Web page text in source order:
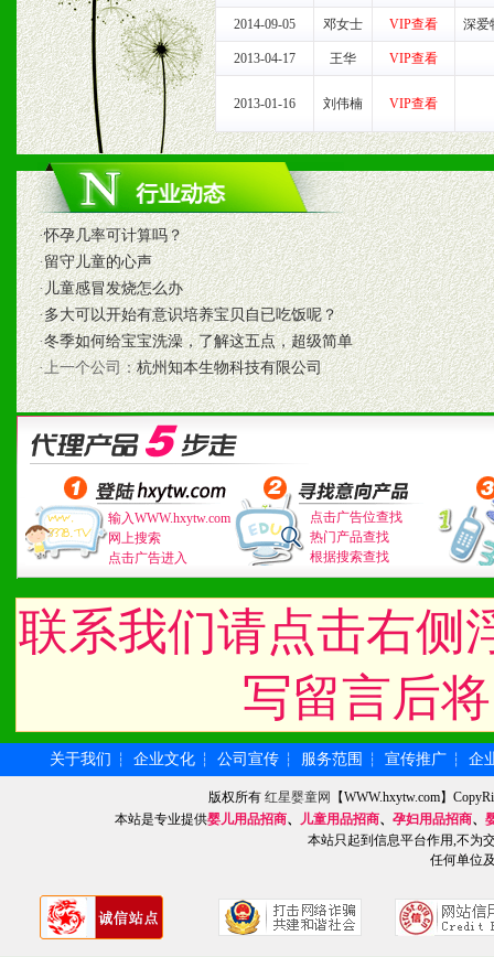
4、具备一定业务团队能力
道，医药渠道并为之提供
5、具备较强的市场操作意
八、品牌产品
1、不断提升品牌的知名度
2、不断开创新产品不断满
化。
九、加盟优势
1、广告企划支持：产品手
品全面配赠，免费提供软
册、专柜咨询手册等各种
2、市场保护支持：供优质
统一底价供货、严格保证
3、对代理商、经销商提供
单，税务发票，产品质量
4、营销技术支持：因地
5、返利奖励支持：累计进
2014-09-05 邓女士 VIP查看 深爱
2013-04-17 王华 VIP查看
2013-01-16 刘伟楠 VIP查看
·怀孕几率可计算吗？
·留守儿童的心声
·儿童感冒发烧怎么办
·多大可以开始有意识培养宝贝自已吃饭呢？
·冬季如何给宝宝洗澡，了解这五点，超级简单
·上一个公司：杭州知本生物科技有限公司
输入WWW.hxytw.com
网上搜索
点击广告进入
点击广告位查找
热门产品查找
根据搜索查找
联系我们请点击右侧
写留言后
关于我们 ┆ 企业文化 ┆ 公司宣传 ┆ 服务范围 ┆ 宣传推广 ┆ 企
版权所有红星婴童网
【WWW.hxytw.com】
本站是专业提供婴儿用品招商、 儿童用品招商、 孕妇用品招商、
本站只起到信息平台作用,不为
任何单位